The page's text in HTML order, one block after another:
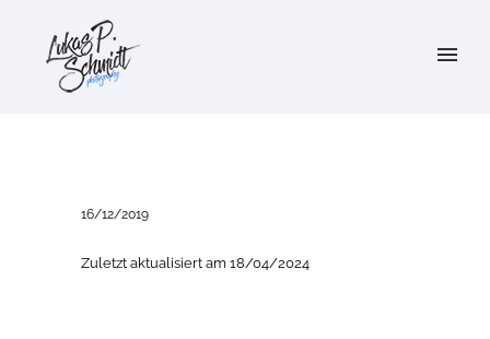
16/12/2019
Zuletzt aktualisiert am 18/04/2024